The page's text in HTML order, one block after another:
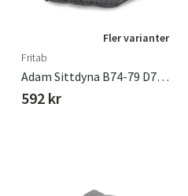
Fler varianter
Fritab
Adam Sittdyna B74-79 D74-79 Cm Kolgrå
592 kr